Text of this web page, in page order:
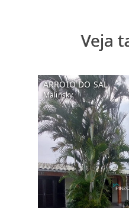
Veja
ARROIO DO SAL
Malinsky